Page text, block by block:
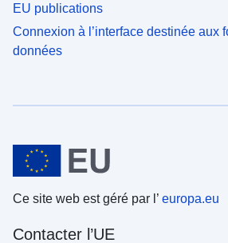
EU publications
Connexion à l’interface destinée aux
données
Ce site web est géré par l’ europa.eu
Contacter l’UE